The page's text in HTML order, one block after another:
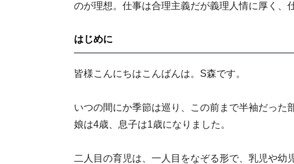
のが理想。仕事は合理主義だが義理人情に厚く、
はじめに
皆様こんにちはこんばんは。S森です。
いつの間にか季節は巡り、この前まで半袖だった
娘は4歳、息子は1歳になりました。
二人目の育児は、一人目をなぞる形で、乳児や幼